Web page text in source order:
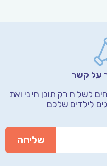
על קשר
לשלוח רק תוכן חיוני ואת
לילדים שלכם